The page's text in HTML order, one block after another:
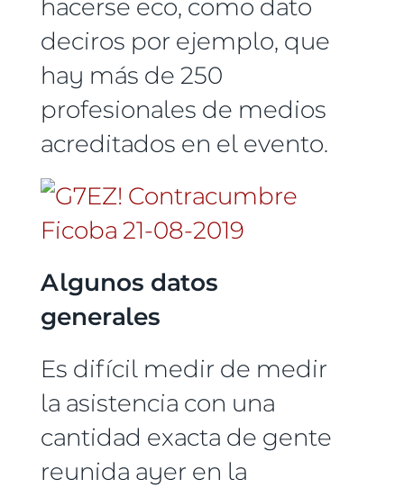
deciros por ejemplo, que
hay más de 250
profesionales de medios
acreditados en el evento.
Algunos datos
generales
Es difícil medir de medir
la asistencia con una
cantidad exacta de gente
reunida ayer en la